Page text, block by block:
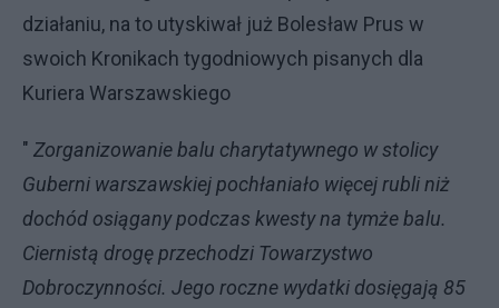
działaniu, na to utyskiwał już Bolesław Prus w
swoich Kronikach tygodniowych pisanych dla
Kuriera Warszawskiego
" Zorganizowanie balu charytatywnego w stolicy
Guberni warszawskiej pochłaniało więcej rubli niż
dochód osiągany podczas kwesty na tymże balu.
Ciernistą drogę przechodzi Towarzystwo
Dobroczynności. Jego roczne wydatki dosięgają 85